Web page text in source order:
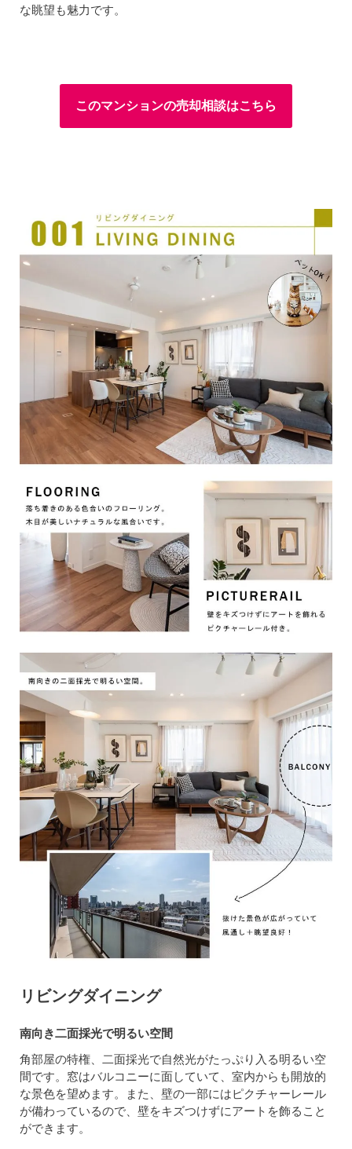
な眺望も魅力です。
このマンションの売却相談はこちら
リビングダイニング
南向き二面採光で明るい空間
角部屋の特権、二面採光で自然光がたっぷり入る明るい空
間です。窓はバルコニーに面していて、室内からも開放的
な景色を望めます。また、壁の一部にはピクチャーレール
が備わっているので、壁をキズつけずにアートを飾ること
ができます。